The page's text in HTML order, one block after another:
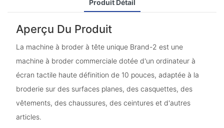
Produit Détail
Aperçu Du Produit
La machine à broder à tête unique Brand-2 est une
machine à broder commerciale dotée d'un ordinateur à
écran tactile haute définition de 10 pouces, adaptée à la
broderie sur des surfaces planes, des casquettes, des
vêtements, des chaussures, des ceintures et d'autres
articles.